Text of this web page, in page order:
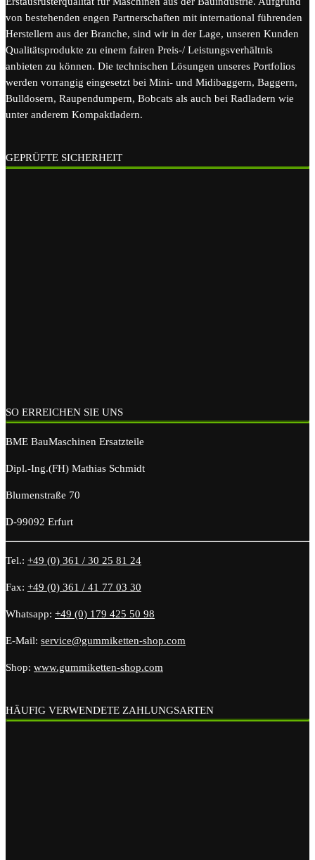
von bestehenden engen Partnerschaften mit international führenden
Herstellern aus der Branche, sind wir in der Lage, unseren Kunden
Qualitätsprodukte zu einem fairen Preis-/ Leistungsverhältnis
anbieten zu können. Die technischen Lösungen unseres Portfolios
werden vorrangig eingesetzt bei Mini- und Midibaggern, Baggern,
Bulldosern, Raupendumpern, Bobcats als auch bei Radladern wie
unter anderem Kompaktladern.
GEPRÜFTE SICHERHEIT
SO ERREICHEN SIE UNS
BME BauMaschinen Ersatzteile
Dipl.-Ing.(FH) Mathias Schmidt
Blumenstraße 70
D-99092 Erfurt
Tel.: +49 (0) 361 / 30 25 81 24
Fax: +49 (0) 361 / 41 77 03 30
Whatsapp: +49 (0) 179 425 50 98
E-Mail: service@gummiketten-shop.com
Shop: www.gummiketten-shop.com
HÄUFIG VERWENDETE ZAHLUNGSARTEN